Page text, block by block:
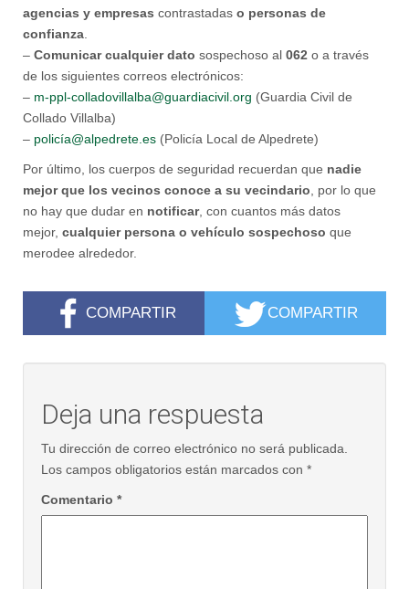
agencias y empresas contrastadas o personas de
confianza
– Comunicar cualquier dato sospechoso al 062 o a través
de los siguientes correos electrónicos:
– m-ppl-colladovillalba@guardiacivil.org (Guardia Civil de
Collado Villalba)
– policía@alpedrete.es (Policía Local de Alpedrete)
Por último, los cuerpos de seguridad recuerdan que nadie
mejor que los vecinos conoce a su vecindario , por lo que
no hay que dudar en notificar, con cuantos más datos
mejor, cualquier persona o vehículo sospechoso que
merodee alrededor.
COMPARTIR COMPARTIR
Deja una respuesta
Tu dirección de correo electrónico no será publicada.
Los campos obligatorios están marcados con *
Comentario *